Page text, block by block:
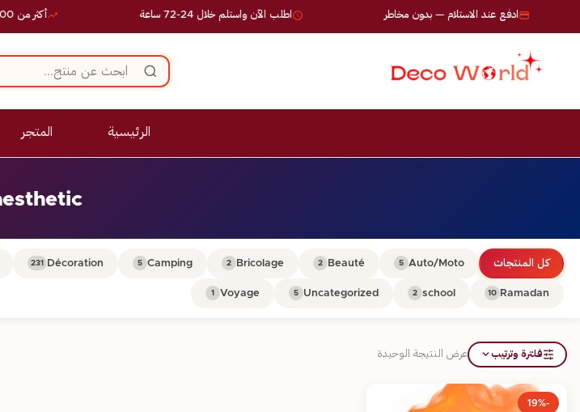
أكثر من 10,000 طلب ناجح اطلب الآن واستلم خلال 24-72 ساعة ادفع عند الاستلام — بدون مخاطر
الرئيسية المتجر
كل المنتجات Auto/Moto
5
Beauté
2
Bricolage
2
Camping
5
Décoration
231
Ramadan
10
school
2
Uncategorized
5
Voyage
1
فلترة وترتيب عرض النتيجة الوحيدة
-19%